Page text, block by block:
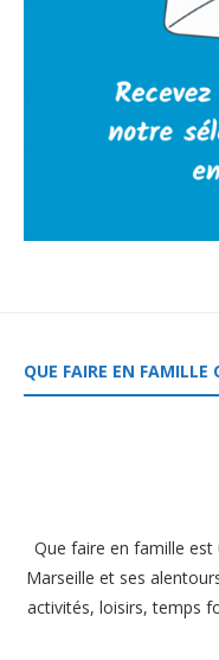
QUE FAIRE EN FAMILLE
Que faire en famille
Marseille et ses
activités, loisirs, temps